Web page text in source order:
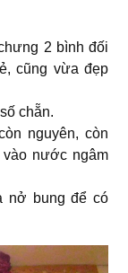
2 bình đối
cũng vừa đẹp
chẵn.
nguyên, còn
nước ngâm
nở bung để có